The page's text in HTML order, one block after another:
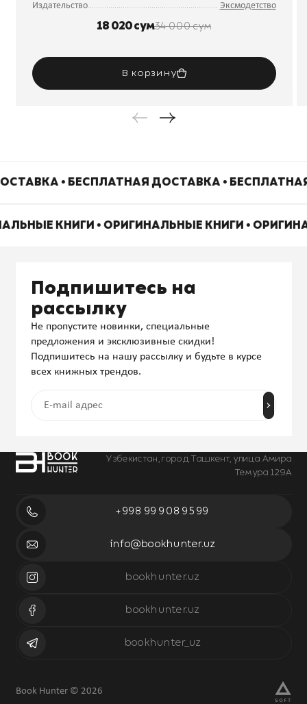
Издательство
Эксмодетство
18 020 сум34 000 сум
В корзину
• БЕСПЛАТНАЯ ДОСТАВКА •
КНИГИ • ОРИГИНАЛЬНЫЕ КНИГИ •
Узбекистан, город Ташкент, улица Амира
Темура 129А
+998 99 908 95 99
info@bookhunter.uz
bookhunter.uz
bookhunter.uz
bookhunter_uz
Подпишитесь на
рассылку
Не пропустите новинки, специальные
предложения и эксклюзивные скидки!
Подпишитесь на нашу рассылку и будьте в курсе
всех книжных трендов.
Book Hunter © 2026